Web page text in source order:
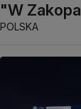
"W
POLSKA